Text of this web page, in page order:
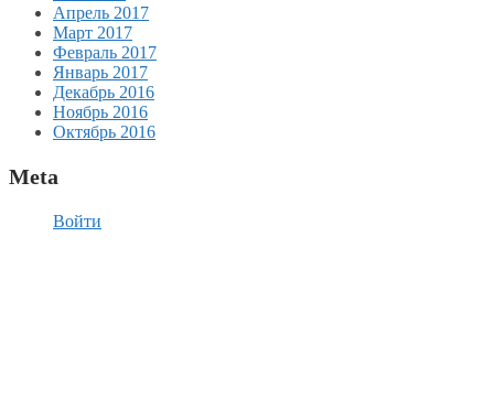
Апрель 2017
Март 2017
Февраль 2017
Январь 2017
Декабрь 2016
Ноябрь 2016
Октябрь 2016
Meta
Войти